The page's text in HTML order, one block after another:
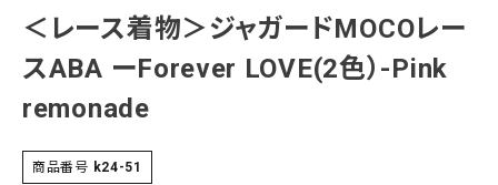
20,000-30,000円 30,000円以上
色から探す
新作・キャンペーン
SALE
帯結び動画
＜レース着物＞ジャガードMOCOレー
スABA ーForever LOVE(2色）-Pink
remonade
商品番号 k24-51